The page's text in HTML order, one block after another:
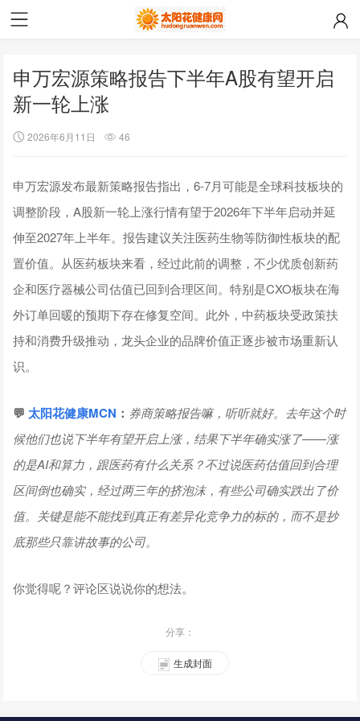
申万宏源策略报告下半年A股有望开启
新一轮上涨
2026年6月11日 46
申万宏源发布最新策略报告指出，6-7月可能是全球科技板块的
调整阶段，A股新一轮上涨行情有望于2026年下半年启动并延
伸至2027年上半年。报告建议关注医药生物等防御性板块的配
置价值。从医药板块来看，经过此前的调整，不少优质创新药
企和医疗器械公司估值已回到合理区间。特别是CXO板块在海
外订单回暖的预期下存在修复空间。此外，中药板块受政策扶
持和消费升级推动，龙头企业的品牌价值正逐步被市场重新认
识。
💬 太阳花健康MCN ： 券商策略报告嘛，听听就好。去年这个时
候他们也说下半年有望开启上涨，结果下半年确实涨了——涨
的是AI和算力，跟医药有什么关系？不过说医药估值回到合理
区间倒也确实，经过两三年的挤泡沫，有些公司确实跌出了价
值。关键是能不能找到真正有差异化竞争力的标的，而不是抄
底那些只靠讲故事的公司。
你觉得呢？评论区说说你的想法。
分享：
生成封面